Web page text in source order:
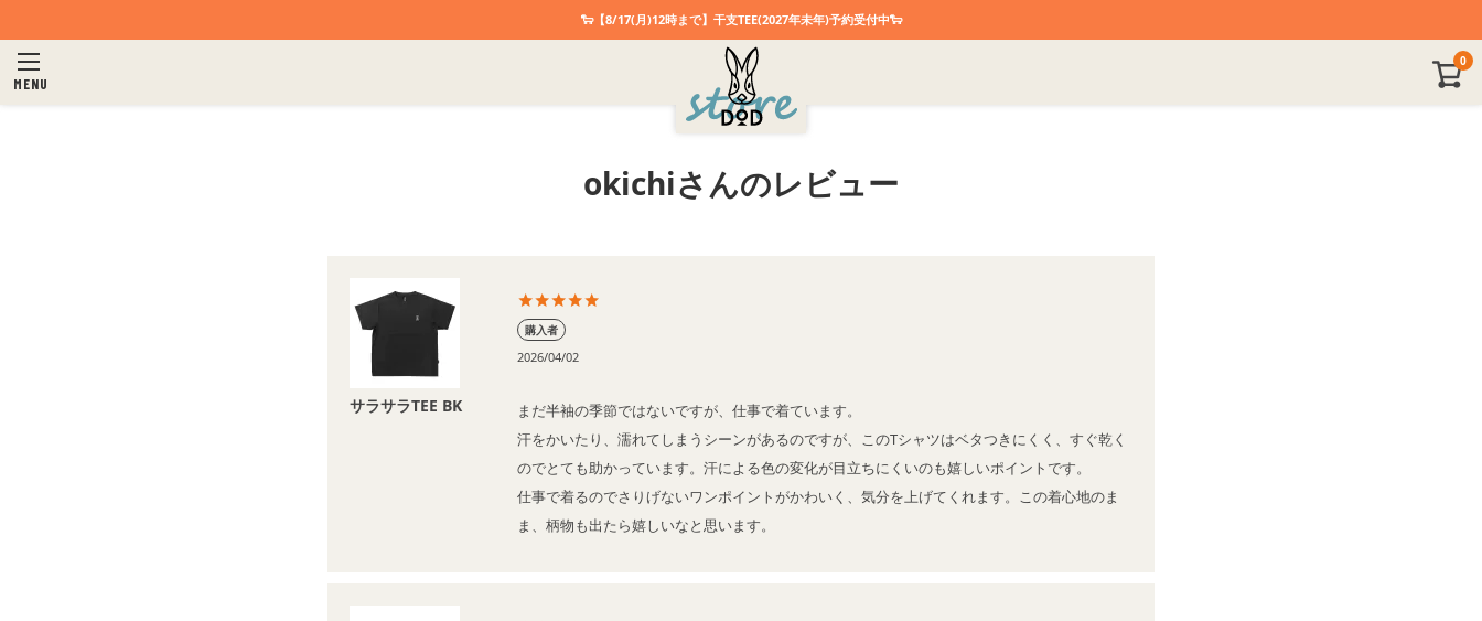
🐑【8/17(月)12時まで】干支TEE(2027年未年)予約受付中🐑
MENU
0
okichiさんのレビュー
サラサラTEE BK
購入者
2026/04/02
まだ半袖の季節ではないですが、仕事で着ています。
汗をかいたり、濡れてしまうシーンがあるのですが、このTシャツはベタつきにくく、すぐ乾く
のでとても助かっています。汗による色の変化が目立ちにくいのも嬉しいポイントです。
仕事で着るのでさりげないワンポイントがかわいく、気分を上げてくれます。この着心地のま
ま、柄物も出たら嬉しいなと思います。